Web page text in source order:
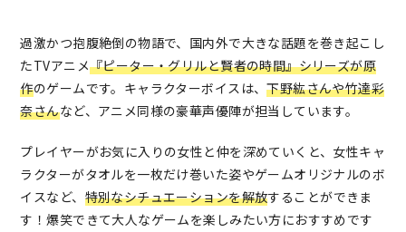
過激かつ抱腹絶倒の物語で、国内外で大きな話題を巻き起こし
たTVアニメ『ピーター・グリルと賢者の時間』シリーズが原
作のゲームです。キャラクターボイスは、下野紘さんや竹達彩
奈さんなど、アニメ同様の豪華声優陣が​​​​​​​担当しています。
プレイヤーがお気に入りの女性と仲を深めていくと、女性キャ
ラクターがタオルを一枚だけ巻いた姿やゲームオリジナルのボ
イスなど、 特別なシチュエーションを解放することができま
す！爆笑できて大人なゲームを楽しみたい方におすすめです